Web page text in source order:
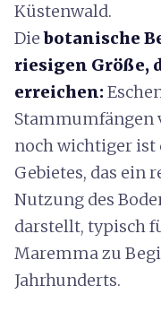
Küstenwald.
Diebotanische
riesigen Größe,
erreichen:
Stammumfängen
noch wichtiger ist
Gebietes, das ein
Nutzung des
darstellt, typisch
Maremma zu
Jahrhunderts.